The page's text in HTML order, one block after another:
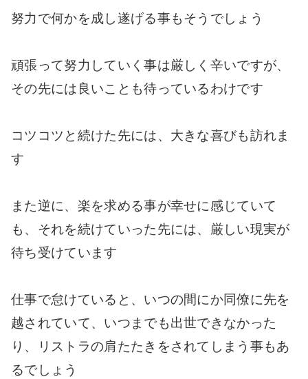
努力で何かを成し遂げる事もそうでしょう
頑張って努力していく事は厳しく辛いですが、
その先には良いことも待っているわけです
コツコツと続けた先には、大きな喜びも訪れま
す
また逆に、楽を求める事が幸せに感じていて
も、それを続けていった先には、厳しい現実が
待ち受けています
仕事で怠けていると、いつの間にか同僚に先を
越されていて、いつまでも出世できなかった
り、リストラの肩たたきをされてしまう事もあ
るでしょう